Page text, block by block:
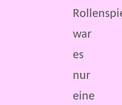
war
es
nur
eine